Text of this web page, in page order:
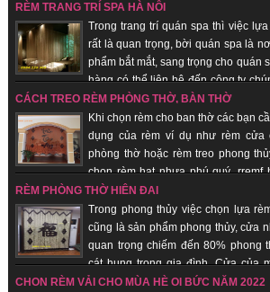
RÈM TRANG TRÍ SPA HÀ NỘI
Trong trang trí quán spa thì việc
rất là quan trọng, bời quán spa là
phẩm bắt mắt, sang trọng cho quán
hàng có thể liên hệ đến công ty
sản phẩm đẹp cho quán của mình, với đội ngũ
trang trí quán spa giúp quý khách hàng tiết kiệm
phẩm đẹp, rẻ.
CÁCH TREO RÈM PHÒNG THỜ, BÀN THỜ
Khi chọn rèm cho ban thờ các bạn
dụng của rèm ví dụ như rèm cửa
phòng thờ hoặc rèm treo phong
chọn rèm hạt nhựa phú quý, rremf
gỗ... những sản phẩm mang lại sự tôn nghiêm,
đến với quý khách hàng.
RÈM PHÒNG THỜ HIỆN ĐẠI
Trong phong thủy việc chọn lựa
cũng là sản phẩm phong thủy, cửa
quan trọng chiếm đến 80% phong
cát hung trong gia đình. Cửa của
thông dẫn khí từ bên ngoài vào bên trong nhà.
CHỌN RÈM VẢI CHO MÙA HÈ OI BỨC NĂM 2022